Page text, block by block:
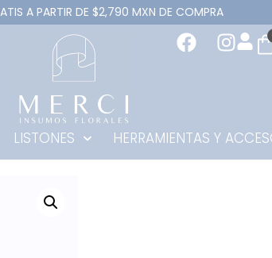
A PARTIR DE $2,790 MXN DE COMPRA
LISTONES HERRAMIENTAS Y